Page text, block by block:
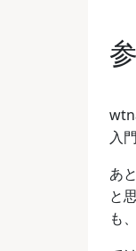
入
あ
と
も